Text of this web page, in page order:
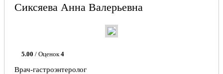
Сиксяева Анна Валерьевна
5.00 / Оценок 4
Врач-гастроэнтеролог